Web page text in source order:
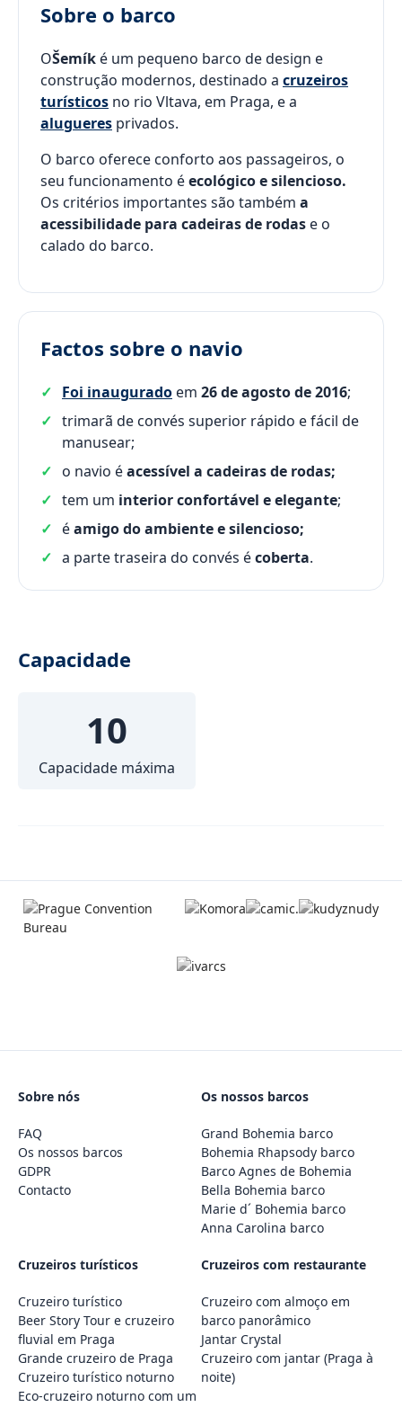
Sobre o barco
OŠemík é um pequeno barco de design e
construção modernos, destinado a cruzeiros
turísticos no rio Vltava, em Praga, e a
alugueres privados.
O barco oferece conforto aos passageiros, o
seu funcionamento éecológico e silencioso.
Os critérios importantes são também a
acessibilidade para cadeiras de rodas e o
calado do barco.
Factos sobre o navio
Foi inaugurado em 26 de agosto de 2016;
trimarã de convés superior rápido e fácil de
manusear;
o navio éacessível a cadeiras de rodas;
tem um interior confortável e elegante;
éamigo do ambiente e silencioso;
a parte traseira do convés écoberta.
Capacidade
10
Capacidade máxima
Sobre nós
FAQ
Os nossos barcos
GDPR
Contacto
Os nossos barcos
Grand Bohemia barco
Bohemia Rhapsody barco
Barco Agnes de Bohemia
Bella Bohemia barco
Marie d´ Bohemia barco
Anna Carolina barco
Cruzeiros turísticos
Cruzeiro turístico
Beer Story Tour e cruzeiro
fluvial em Praga
Grande cruzeiro de Praga
Cruzeiro turístico noturno
Eco-cruzeiro noturno com um
Cruzeiros com restaurante
Cruzeiro com almoço em
barco panorâmico
Jantar Crystal
Cruzeiro com jantar (Praga à
noite)